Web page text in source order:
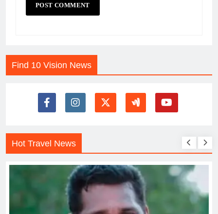
Find 10 Vision News
Hot Travel News